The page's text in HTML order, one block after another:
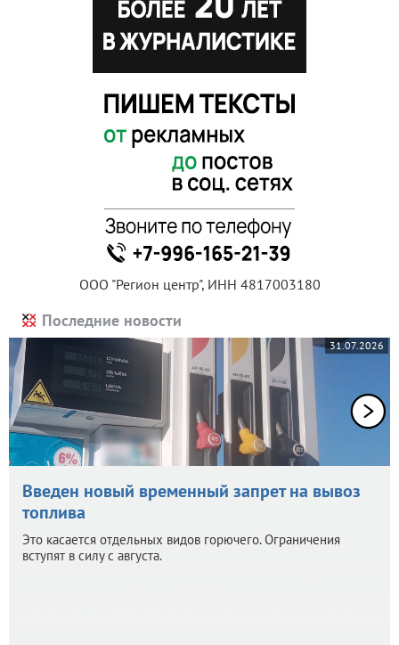
ООО "Регион центр", ИНН 4817003180
Последние новости
31.07.2026
Введен новый временный запрет на вывоз
топлива
Это касается отдельных видов горючего. Ограничения
вступят в силу с августа.